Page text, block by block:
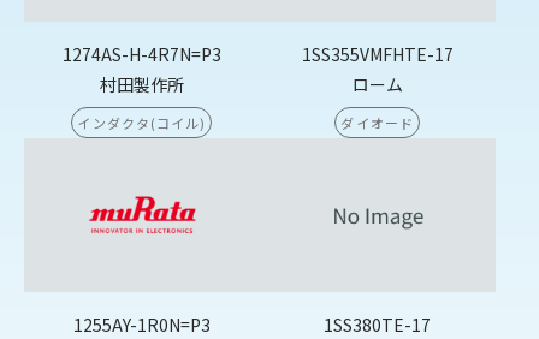
1274AS-H-4R7N=P3
村田製作所
インダクタ(コイル)
1SS355VMFHTE-17
ローム
ダイオード
1255AY-1R0N=P3
1SS380TE-17